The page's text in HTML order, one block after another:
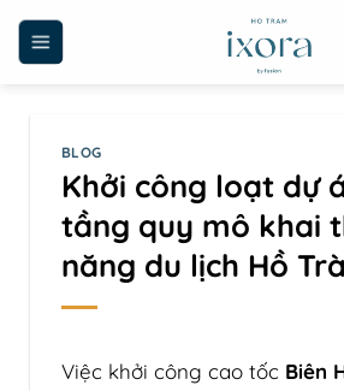
Skip
to
BLOG
Khởi công loạt dự
tầng quy mô khai
năng du lịch Hồ
Việc khởi công cao tốc Biên